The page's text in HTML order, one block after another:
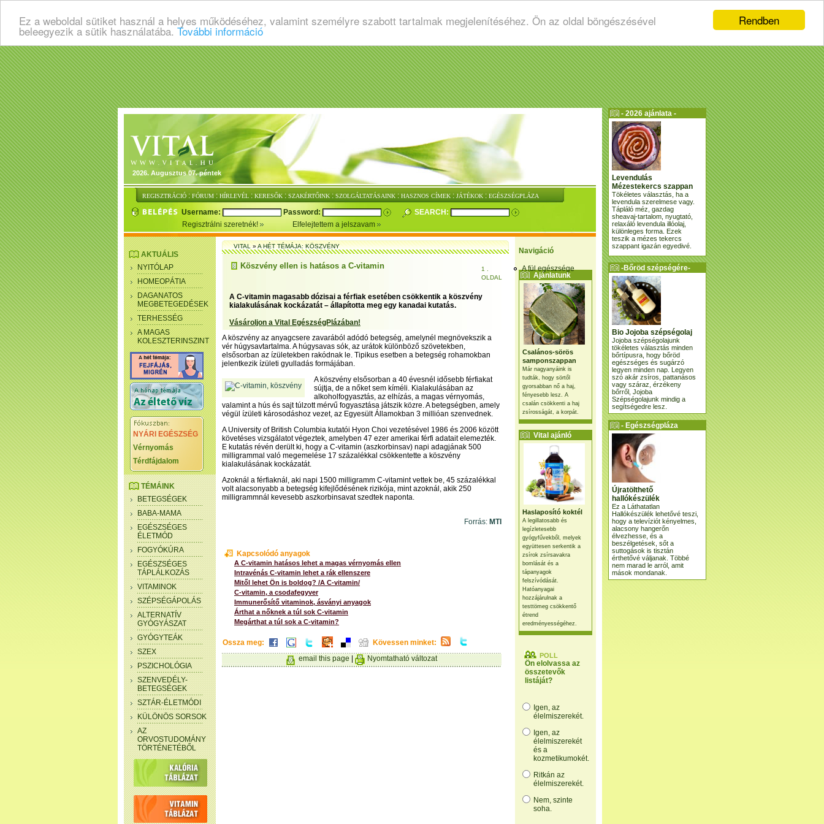
Rendben
Ez a weboldal sütiket használ a helyes működéséhez, valamint személyre szabott tartalmak megjelenítéséhez. Ön az oldal böngészésével
beleegyezik a sütik használatába. További információ
2026. Augusztus 07. péntek
REGISZTRÁCIÓ : FÓRUM : HÍRLEVÉL : KERESŐK : SZAKÉRTŐINK : SZOLGÁLTATÁSAINK : HASZNOS CÍMEK : JÁTÉKOK : EGÉSZSÉGPLÁZA
Username: Password:
SEARCH:
Regisztrálni szeretnék!
Elfelejtettem a jelszavam
Navigáció
A fül egészsége
Ajánlatunk
Csalános-sörös
samponszappan
Már nagyanyáink is
tudták, hogy sörtől
gyorsabban nő a haj,
fényesebb lesz. A
csalán csökkenti a haj
zsírosságát, a korpát.
Vital ajánló
Haslaposító koktél
A legillatosabb és
legízletesebb
gyógyfűvekből, melyek
együttesen serkentik a
zsírok zsírsavakra
bomlását és a
tápanyagok
felszívódását.
Hatóanyagai
hozzájárulnak a
testtömeg csökkentő
étrend
eredményességéhez.
POLL
Ön elolvassa az
összetevők
listáját?
Igen, az
élelmiszerekét.
Igen, az
élelmiszerekét
és a
kozmetikumokét.
Ritkán az
élelmiszerekét.
Nem, szinte
soha.
AKTUÁLIS
NYITÓLAP
HOMEOPÁTIA
DAGANATOS
MEGBETEGEDÉSEK
TERHESSÉG
A MAGAS
KOLESZTERINSZINT
NYÁRI EGÉSZSÉG
Vérnyomás
Térdfájdalom
TÉMÁINK
BETEGSÉGEK
BABA-MAMA
EGÉSZSÉGES
ÉLETMÓD
FOGYÓKÚRA
EGÉSZSÉGES
TÁPLÁLKOZÁS
VITAMINOK
SZÉPSÉGÁPOLÁS
ALTERNATÍV
GYÓGYÁSZAT
GYÓGYTEÁK
SZEX
PSZICHOLÓGIA
SZENVEDÉLY-
BETEGSÉGEK
SZTÁR-ÉLETMÓDI
KÜLÖNÖS SORSOK
AZ
ORVOSTUDOMÁNY
TÖRTÉNETÉBŐL
VITAL»A HÉT TÉMÁJA: KÖSZVÉNY
Köszvény ellen is hatásos a C-vitamin
1 .
OLDAL
A C-vitamin magasabb dózisai a férfiak esetében csökkentik a köszvény
kialakulásának kockázatát – állapította meg egy kanadai kutatás.
Vásároljon a Vital EgészségPlázában!
A köszvény az anyagcsere zavarából adódó betegség, amelynél megnövekszik a
vér húgysavtartalma. A húgysavas sók, az urátok különböző szövetekben,
elsősorban az ízületekben rakódnak le. Tipikus esetben a betegség rohamokban
jelentkezik ízületi gyulladás formájában.
A köszvény elsősorban a 40 évesnél idősebb férfiakat
sújtja, de a nőket sem kíméli. Kialakulásában az
alkoholfogyasztás, az elhízás, a magas vérnyomás,
valamint a hús és sajt túlzott mérvű fogyasztása játszik közre. A betegségben, amely
végül ízületi károsodáshoz vezet, az Egyesült Államokban 3 millióan szenvednek.
A University of British Columbia kutatói Hyon Choi vezetésével 1986 és 2006 között
követéses vizsgálatot végeztek, amelyben 47 ezer amerikai férfi adatait elemezték.
E kutatás révén derült ki, hogy a C-vitamin (aszkorbinsav) napi adagjának 500
milligrammal való megemelése 17 százalékkal csökkentette a köszvény
kialakulásának kockázatát.
Azoknál a férfiaknál, aki napi 1500 milligramm C-vitamint vettek be, 45 százalékkal
volt alacsonyabb a betegség kifejlődésének rizikója, mint azoknál, akik 250
milligrammnál kevesebb aszkorbinsavat szedtek naponta.
Forrás: MTI
Kapcsolódó anyagok
A C-vitamin hatásos lehet a magas vérnyomás ellen
Intravénás C-vitamin lehet a rák ellenszere
Mitől lehet Ön is boldog? /A C-vitamin/
C-vitamin, a csodafegyver
Immunerősítő vitaminok, ásványi anyagok
Árthat a nőknek a túl sok C-vitamin
Megárthat a túl sok a C-vitamin?
Ossza meg:
Kövessen minket:
email this page
Nyomtatható változat
- 2026 ajánlata -
Levendulás
Mézestekercs szappan
Tökéletes választás, ha a
levendula szerelmese vagy.
Tápláló méz, gazdag
sheavaj-tartalom, nyugtató,
relaxáló levendula illóolaj,
különleges forma. Ezek
teszik a mézes tekercs
szappant igazán egyedivé.
-Bőröd szépségére-
Bio Jojoba szépségolaj
Jojoba szépségolajunk
tökéletes választás minden
bőrtípusra, hogy bőröd
egészséges és sugárzó
legyen minden nap. Legyen
szó akár zsíros, pattanásos
vagy száraz, érzékeny
bőrről, Jojoba
Szépségolajunk mindig a
segítségedre lesz.
- Egészségpláza
ajánlatunk -
Újratölthető
hallókészülék
Ez a Láthatatlan
Hallókészülék lehetővé teszi,
hogy a televíziót kényelmes,
alacsony hangerőn
élvezhesse, és a
beszélgetések, sőt a
suttogások is tisztán
érthetővé váljanak. Többé
nem marad le arról, amit
mások mondanak.